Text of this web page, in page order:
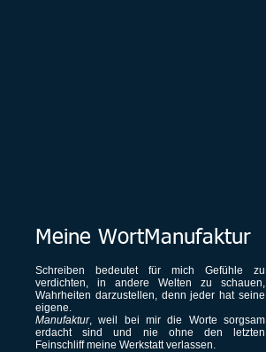
Meine WortManufaktur
​Schreiben bedeutet für mich Gefühle zu
verdichten, in andere Welten zu schauen,
Wahrheiten darzustellen, denn jeder hat seine
eigene.
Manufaktur, weil bei mir die Worte sorgsam
erdacht sind und nie ohne den letzten
Feinschliff meine Werkstatt verlassen.